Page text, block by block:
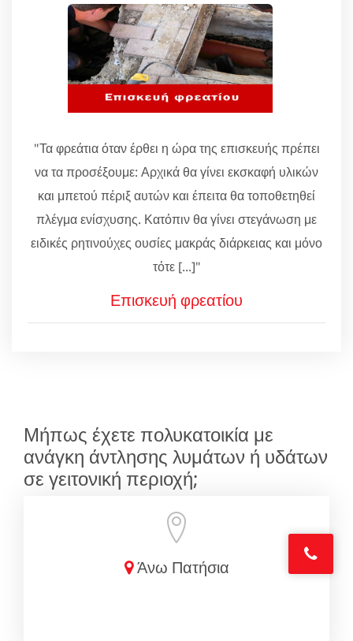
"Τα φρεάτια όταν έρθει η ώρα της επισκευής πρέπει
να τα προσέξουμε: Αρχικά θα γίνει εκσκαφή υλικών
και μπετού πέριξ αυτών και έπειτα θα τοποθετηθεί
πλέγμα ενίσχυσης. Κατόπιν θα γίνει στεγάνωση με
ειδικές ρητινούχες ουσίες μακράς διάρκειας και μόνο
τότε [...]"
Επισκευή φρεατίου
Μήπως έχετε πολυκατοικία με
ανάγκη άντλησης λυμάτων ή υδάτων
σε γειτονική περιοχή;
Άνω Πατήσια